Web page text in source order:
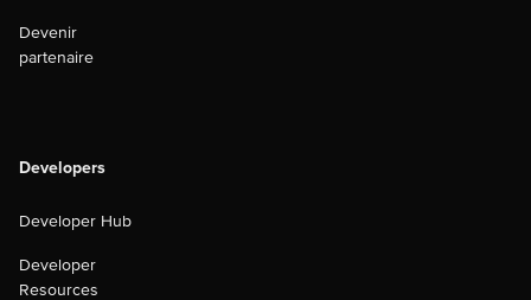
Devenir
partenaire
Developers
Developer Hub
Developer
Resources